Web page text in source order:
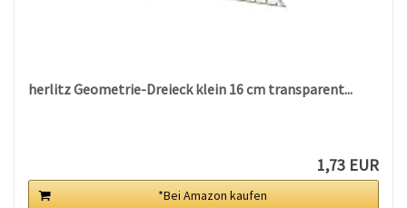
herlitz Geometrie-Dreieck klein 16 cm transparent...
1,73 EUR
*Bei Amazon kaufen